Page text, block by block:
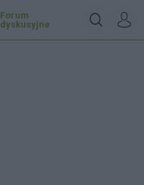
Forum
dyskusyjne